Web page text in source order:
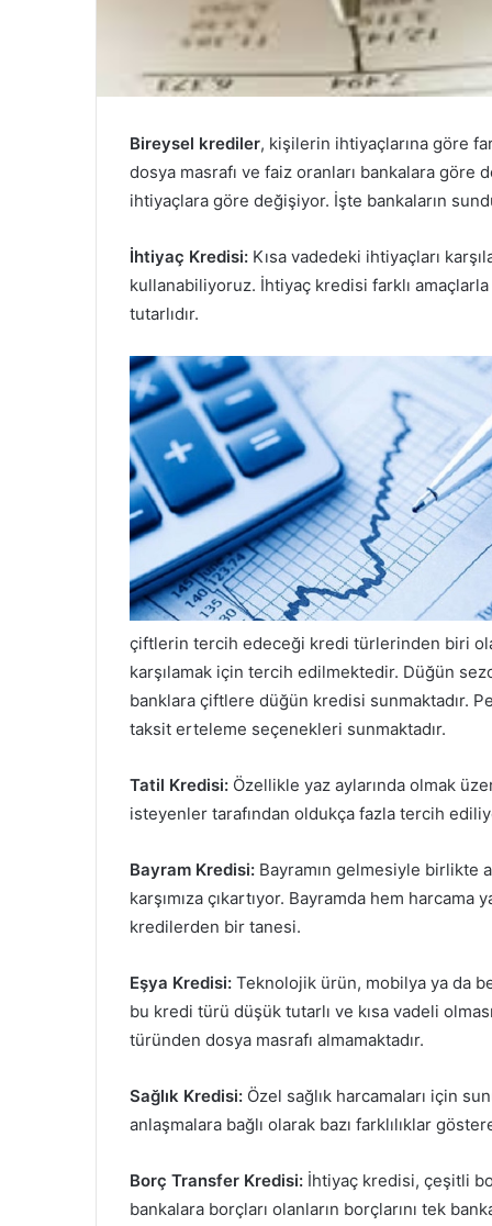
Bireysel krediler, kişilerin ihtiyaçlarına göre
dosya masrafı ve faiz oranları bankalara
ihtiyaçlara göre değişiyor. İşte bankaların
İhtiyaç Kredisi: Kısa vadedeki ihtiyaçları
kullanabiliyoruz. İhtiyaç kredisi farklı
tutarlıdır.
çiftlerin tercih edeceği kredi türlerinden biri
karşılamak için tercih edilmektedir. Düğün
banklara çiftlere düğün kredisi sunmaktadır.
taksit erteleme seçenekleri sunmaktadır.
Tatil Kredisi: Özellikle yaz aylarında olmak
isteyenler tarafından oldukça fazla tercih
Bayram Kredisi: Bayramın gelmesiyle birlikte
karşımıza çıkartıyor. Bayramda hem
kredilerden bir tanesi.
Eşya Kredisi: Teknolojik ürün, mobilya ya da
bu kredi türü düşük tutarlı ve kısa vadeli
türünden dosya masrafı almamaktadır.
Sağlık Kredisi: Özel sağlık harcamaları için
anlaşmalara bağlı olarak bazı farklılıklar
Borç Transfer Kredisi: İhtiyaç kredisi, çeşitli
bankalara borçları olanların borçlarını tek